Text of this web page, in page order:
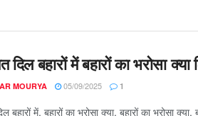
बहारों में बहारों का भरोसा क्या
MOURYA 05/09/2025 1
में, बहारों का भरोसा क्या, बहारों का भरोसा क्या,